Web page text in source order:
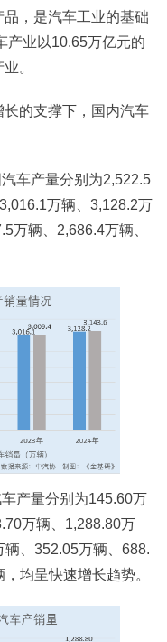
，是汽车工业的基础
产业以10.65万亿元的
。
的支撑下，国内汽车
车产量分别为2,522.5
万辆、3,128.2万
万辆、2,686.4万辆、
产量分别为145.60万
万辆、1,288.80万
、352.05万辆、688.
均呈快速增长趋势。